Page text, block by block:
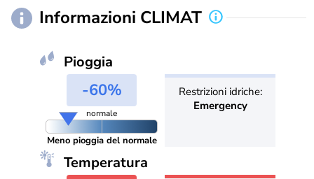
Informazioni CLIMAT
Pioggia
-60%
normale
Meno pioggia del normale
Restrizioni idriche:
Emergency
Temperatura